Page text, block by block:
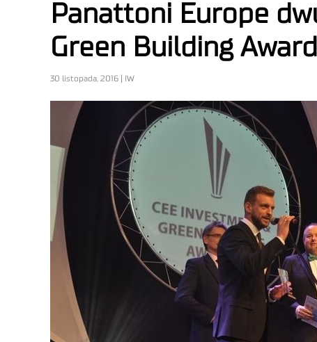
Panattoni Europe
Green Building
30 listopada, 2016 | IW